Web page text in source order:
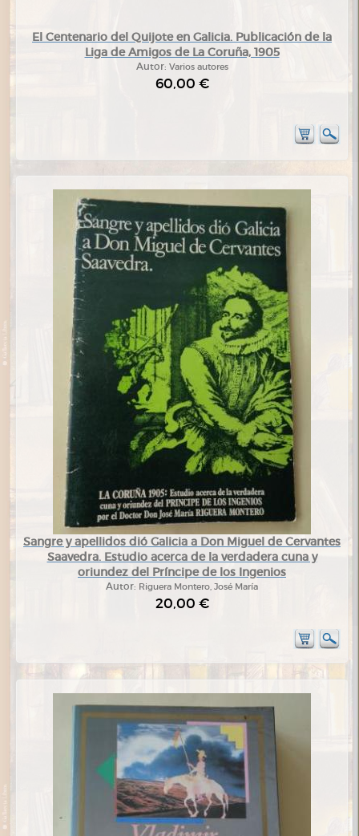
El Centenario del Quijote en Galicia. Publicación de la
Liga de Amigos de La Coruña, 1905
Autor: Varios autores
60,00 €
Sangre y apellidos dió Galicia a Don Miguel de Cervantes
Saavedra. Estudio acerca de la verdadera cuna y
oriundez del Príncipe de los Ingenios
Autor: Riguera Montero, José María
20,00 €